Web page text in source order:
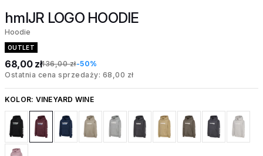
hmlJR LOGO HOODIE
Hoodie
OUTLET
68,00 zł136,00 zł-50%
Ostatnia cena sprzedaży: 68,00 zł
KOLOR: VINEYARD WINE